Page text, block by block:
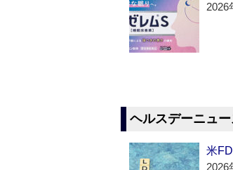
2026
ヘルスデーニュー
米
2026